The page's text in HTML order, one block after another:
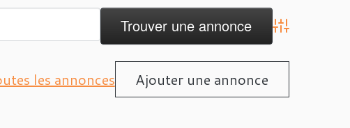
Advanced Search
les annonces Ajouter une annonce